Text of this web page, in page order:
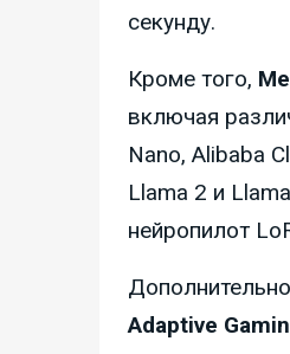
секунду.
Кроме того,
включая
Nano, Alibaba
Llama 2 и
нейропилот
Adaptive